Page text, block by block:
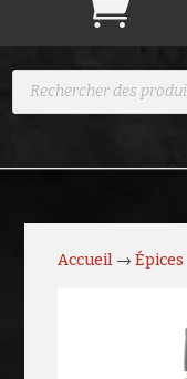
Recherche
Accueil →Épices